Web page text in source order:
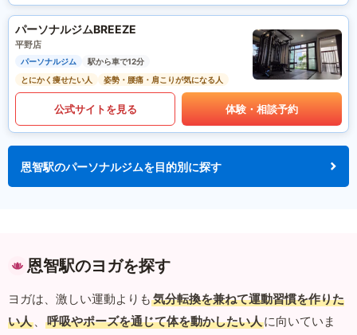
パーソナルジムBREEZE
平野店
パーソナルジム
駅から車で12分
とにかく痩せたい人
姿勢・腰痛・肩こりが気になる人
公式サイトを見る 体験・相談予約
恩智駅のパーソナルジムを目的別に探す
恩智駅のヨガを探す
ヨガは、激しい運動よりも 気分転換を兼ねて運動習慣を作りた
い人 、 呼吸やポーズを通じて体を動かしたい人に向いていま